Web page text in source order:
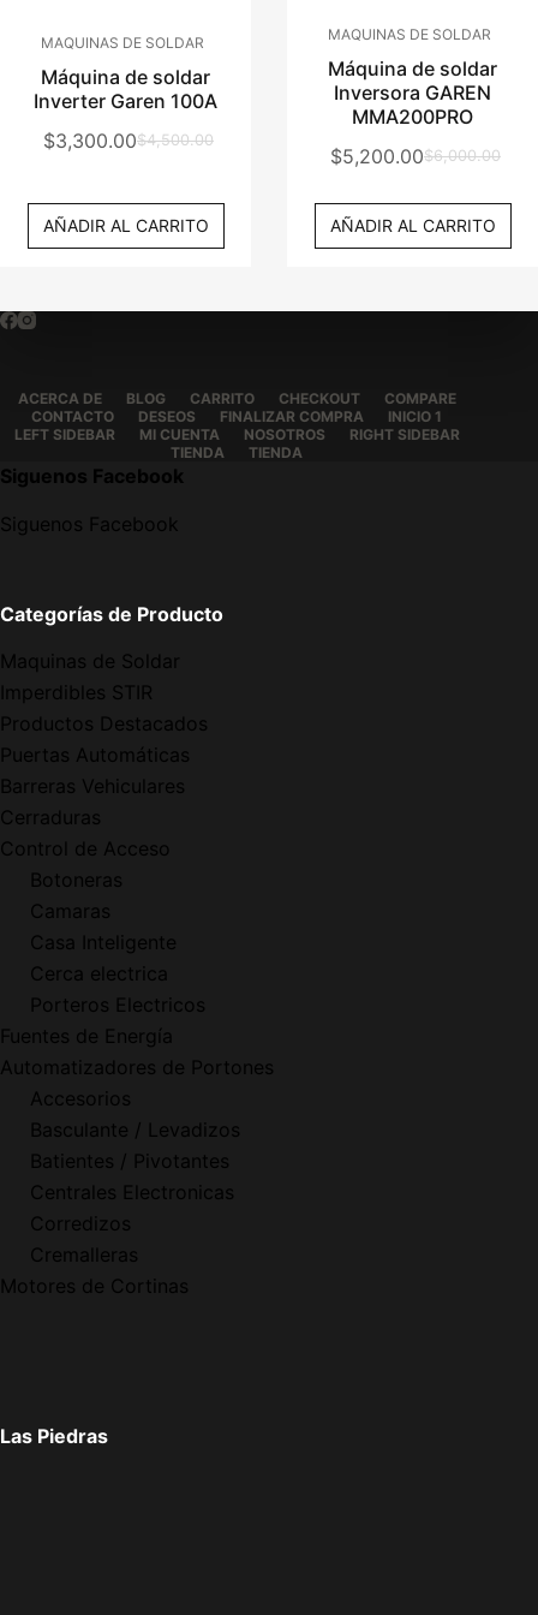
MAQUINAS DE SOLDAR
Máquina de soldar
Inverter Garen 100A
$4,500.00
El
Original
Era:
$3,300.00
El
Actual
Es:
AÑADIR AL CARRITO
MAQUINAS DE SOLDAR
Máquina de soldar
Inversora GAREN
MMA200PRO
$6,000.00
El
Precio
Original
$5,200.00
El
Precio
Actual
AÑADIR AL CARRITO
ACERCA DE BLOG CARRITO CHECKOUT
COMPARE
CONTACTO
DESEOS FINALIZAR COMPRA
INICIO 1
LEFT SIDEBAR
MI CUENTA NOSOTROS
RIGHT SIDEBAR
TIENDA
TIENDA
Siguenos Facebook
Siguenos Facebook
Categorías de Producto
Maquinas de Soldar
Imperdibles STIR
Productos Destacados
Puertas Automáticas
Barreras Vehiculares
Cerraduras
Control de Acceso
Botoneras
Camaras
Casa Inteligente
Cerca electrica
Porteros Electricos
Fuentes de Energía
Automatizadores de Portones
Accesorios
Basculante / Levadizos
Batientes / Pivotantes
Centrales Electronicas
Corredizos
Cremalleras
Motores de Cortinas
Las Piedras